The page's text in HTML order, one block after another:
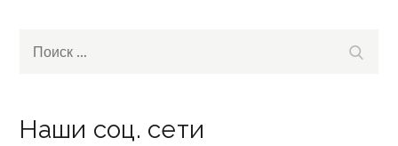
Search
Наши соц. сети